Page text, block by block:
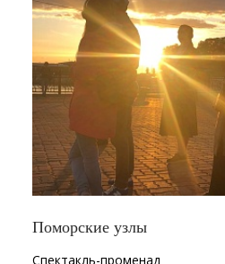
Поморские узлы
Спектакль-променад